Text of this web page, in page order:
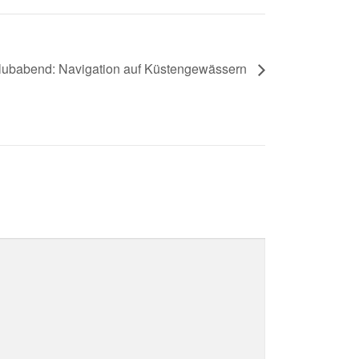
Navigation auf Küstengewässern